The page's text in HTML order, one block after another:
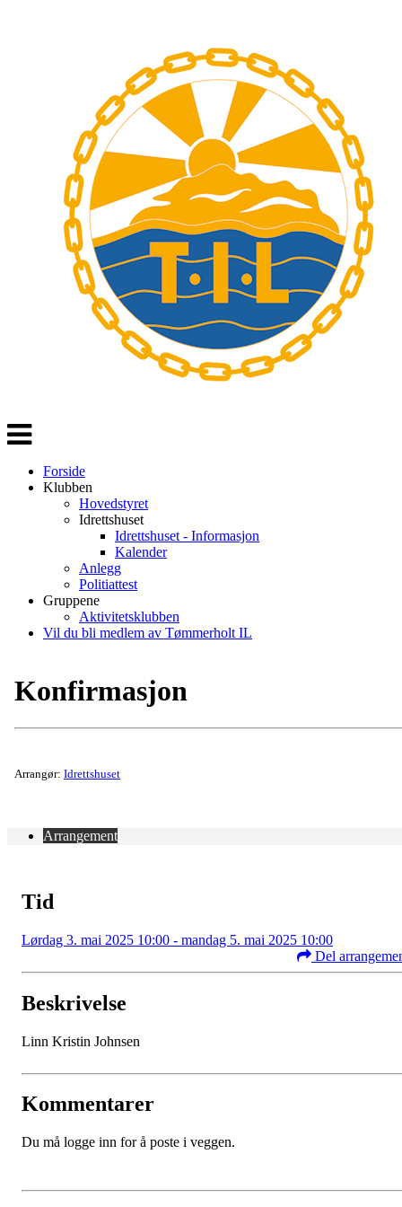
Veksle
navigasjon
Forside
Klubben
Hovedstyret
Idrettshuset
Idrettshuset - Informasjon
Kalender
Anlegg
Politiattest
Gruppene
Aktivitetsklubben
Vil du bli medlem av Tømmerholt IL
Konfirmasjon
Arrangør: Idrettshuset
Arrangement
Tid
Lørdag 3. mai 2025 10:00 - mandag 5. mai 2025 10:00
Del
Beskrivelse
Linn Kristin Johnsen
Kommentarer
Du må logge inn for å poste i veggen.